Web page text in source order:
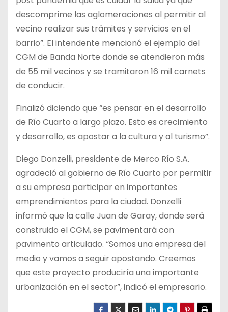
descomprime las aglomeraciones al permitir al
vecino realizar sus trámites y servicios en el
barrio”. El intendente mencionó el ejemplo del
CGM de Banda Norte donde se atendieron más
de 55 mil vecinos y se tramitaron 16 mil carnets
de conducir.
Finalizó diciendo que “es pensar en el desarrollo
de Río Cuarto a largo plazo. Esto es crecimiento
y desarrollo, es apostar a la cultura y al turismo”.
Diego Donzelli, presidente de Merco Río S.A.
agradeció al gobierno de Río Cuarto por permitir
a su empresa participar en importantes
emprendimientos para la ciudad. Donzelli
informó que la calle Juan de Garay, donde será
construido el CGM, se pavimentará con
pavimento articulado. “Somos una empresa del
medio y vamos a seguir apostando. Creemos
que este proyecto produciría una importante
urbanización en el sector”, indicó el empresario.